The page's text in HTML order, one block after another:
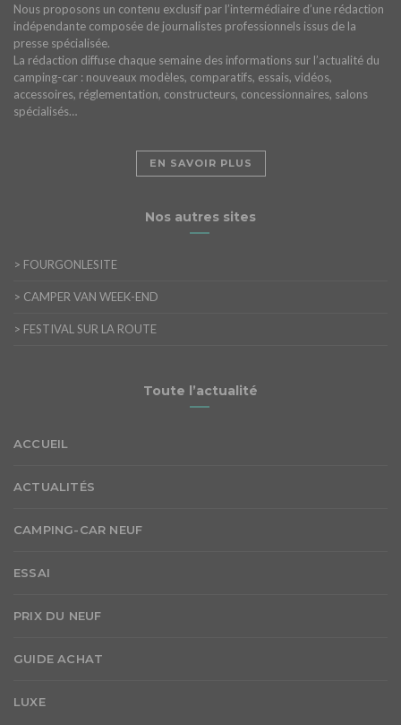
Nous proposons un contenu exclusif par l’intermédiaire d’une rédaction
indépendante composée de journalistes professionnels issus de la
presse spécialisée.
La rédaction diffuse chaque semaine des informations sur l’actualité du
camping-car : nouveaux modèles, comparatifs, essais, vidéos,
accessoires, réglementation, constructeurs, concessionnaires, salons
spécialisés…
EN SAVOIR PLUS
Nos autres sites
> FOURGONLESITE
> CAMPER VAN WEEK-END
> FESTIVAL SUR LA ROUTE
Toute l’actualité
ACCUEIL
ACTUALITÉS
CAMPING-CAR NEUF
ESSAI
PRIX DU NEUF
GUIDE ACHAT
LUXE